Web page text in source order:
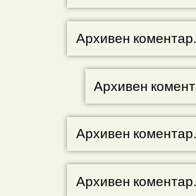
Архивен коментар.
Архивен
Архивен коментар.
Архивен коментар.